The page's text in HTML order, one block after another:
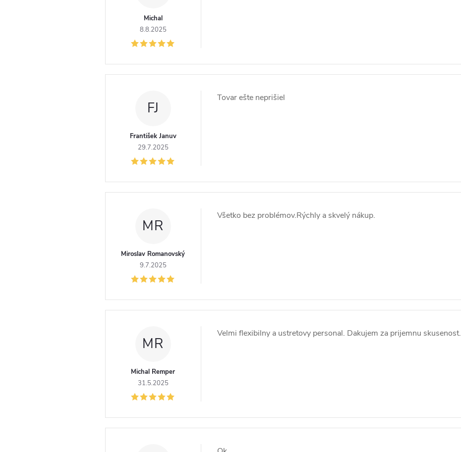
Michal
8.8.2025
FJ
František Januv
29.7.2025
Tovar ešte neprišiel
MR
Miroslav Romanovský
9.7.2025
Všetko bez problémov.Rýchly a skvelý nákup.
MR
Michal Remper
31.5.2025
Velmi flexibilny a ustretovy personal. Dakujem za prijemnu skusenost.